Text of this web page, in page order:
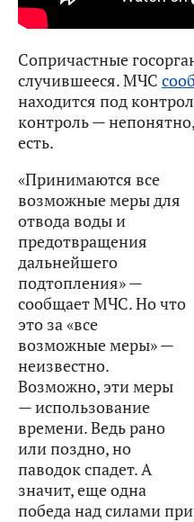
Сопричастные
случившееся. МЧС
находится под
контроль —
есть.
«Принимаются все
возможные меры для
отвода воды и
предотвращения
дальнейшего
подтопления» —
сообщает МЧС. Но что
это за «все
возможные меры» —
неизвестно.
Возможно, эти меры
— использование
времени. Ведь рано
или поздно, но
паводок спадет. А
значит, еще одна
победа над силами